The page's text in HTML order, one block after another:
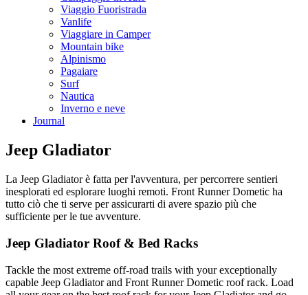
Viaggio Fuoristrada
Vanlife
Viaggiare in Camper
Mountain bike
Alpinismo
Pagaiare
Surf
Nautica
Inverno e neve
Journal
Jeep Gladiator
La Jeep Gladiator è fatta per l'avventura, per percorrere sentieri
inesplorati ed esplorare luoghi remoti. Front Runner Dometic ha
tutto ciò che ti serve per assicurarti di avere spazio più che
sufficiente per le tue avventure.
Jeep Gladiator Roof & Bed Racks
Tackle the most extreme off-road trails with your exceptionally
capable Jeep Gladiator and Front Runner Dometic roof rack. Load